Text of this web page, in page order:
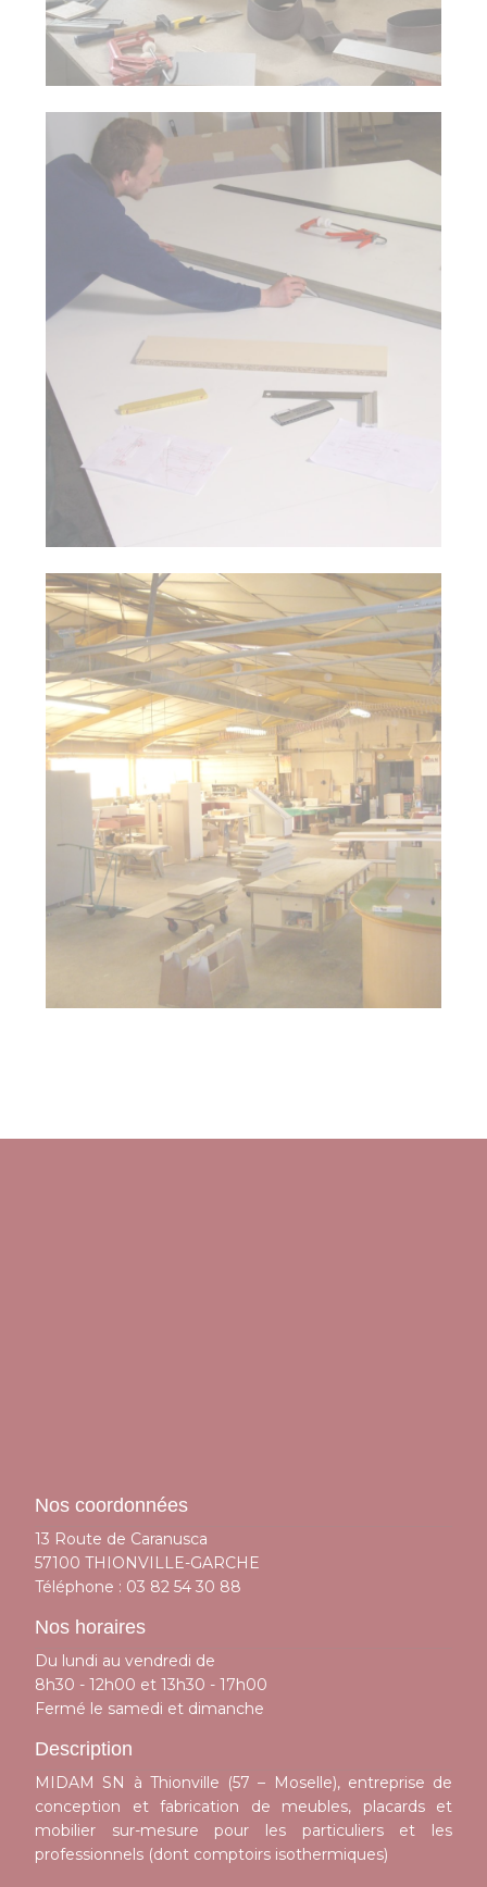
Nos coordonnées
13 Route de Caranusca
57100 THIONVILLE-GARCHE
Téléphone : 03 82 54 30 88
Nos horaires
Du lundi au vendredi de
8h30 - 12h00 et 13h30 - 17h00
Fermé le samedi et dimanche
Description
MIDAM SN à Thionville (57 – Moselle), entreprise de
conception et fabrication de meubles, placards et
mobilier sur-mesure pour les particuliers et les
professionnels (dont comptoirs isothermiques)